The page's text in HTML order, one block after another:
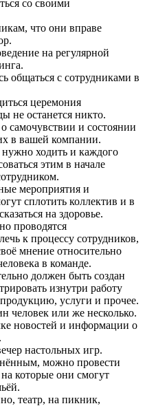
со своими
что они вправе
на регулярной
общаться с сотрудниками в
церемония
не останется никто.
о самочувствии и состоянии
в вашей компании.
нужно ходить и каждого
этим в начале
мероприятия и
сплотить коллектив и в
на здоровье.
проводятся
к процессу сотрудников,
мнение относительно
в команде.
должен быть создан
изнутри работу
услуги и прочее.
человек или же несколько.
новостей и информации о
настольных игр.
можно провести
которые они смогут
театр, на пикник,